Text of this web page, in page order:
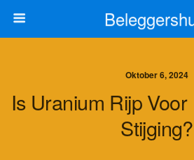
Oktober 6, 2024
Is Uranium Rijp
Stijging?